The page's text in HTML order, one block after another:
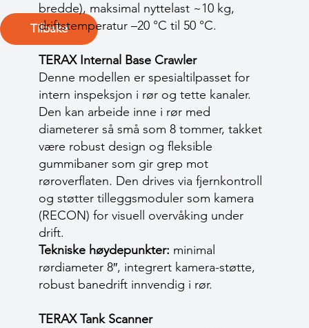
Tilbake
bredde), maksimal nyttelast ~10 kg,
driftstemperatur –20 °C til 50 °C.
TERAX Internal Base Crawler
Denne modellen er spesialtilpasset for
intern inspeksjon i rør og tette kanaler.
Den kan arbeide inne i rør med
diameterer så små som 8 tommer, takket
være robust design og fleksible
gummibaner som gir grep mot
røroverflaten. Den drives via fjernkontroll
og støtter tilleggsmoduler som kamera
(RECON) for visuell overvåking under
drift.
Tekniske høydepunkter: minimal
rørdiameter 8″, integrert kamera-støtte,
robust banedrift innvendig i rør.
TERAX Tank Scanner